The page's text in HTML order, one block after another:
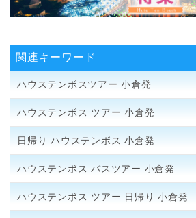
関連キーワード
ハウステンボスツアー 小倉発
ハウステンボス ツアー 小倉発
日帰り ハウステンボス 小倉発
ハウステンボス バスツアー 小倉発
ハウステンボス ツアー 日帰り 小倉発